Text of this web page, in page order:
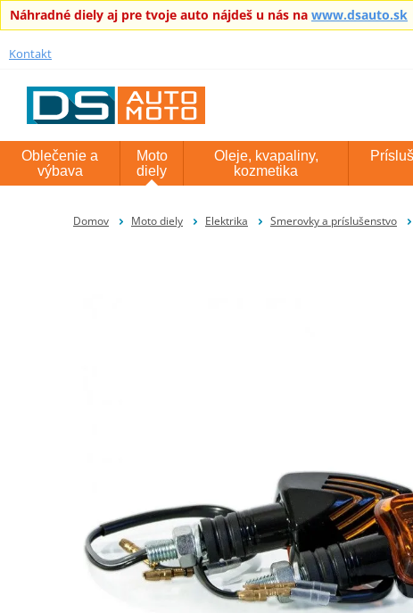
Náhradné diely aj pre tvoje auto nájdeš u nás na www.dsauto.sk
Kontakt
Oblečenie a
výbava
Moto
diely
Oleje, kvapaliny,
kozmetika
Domov Moto diely Elektrika Smerovky a príslušenstvo